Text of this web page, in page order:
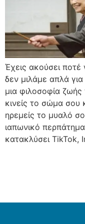
Έχεις ακούσει ποτέ
δεν μιλάμε απλά για
μια φιλοσοφία
κινείς το σώμα σου
ηρεμείς το μυαλό
ιαπωνικό
κατακλύσει TikTok,